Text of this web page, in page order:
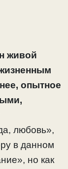
живой
опытное
любовь»,
в данном
но как